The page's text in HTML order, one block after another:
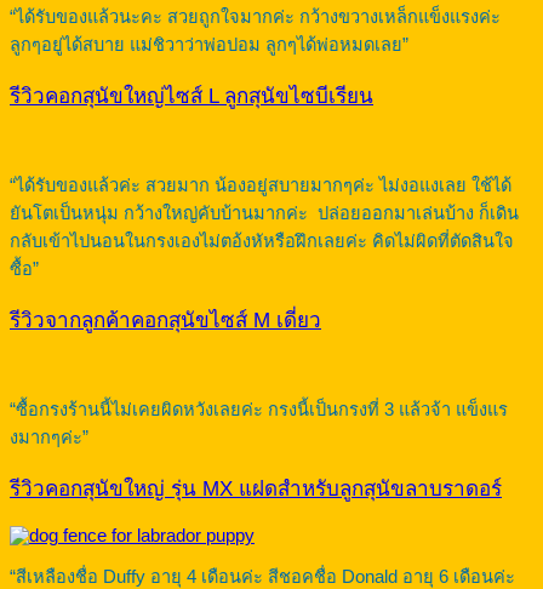
“ได้รับของแล้วนะคะ สวยถูกใจมากค่ะ กว้างขวางเหล็กแข็งแรงค่ะ
ลูกๆอยู่ได้สบาย แม่ชิวาว่าพ่อปอม ลูกๆได้พ่อหมดเลย”
รีวิวคอกสุนัขใหญ่ไซส์ L ลูกสุนัขไซบีเรียน
“ได้รับของแล้วค่ะ สวยมาก น้องอยู่สบายมากๆค่ะ ไม่งอแงเลย ใช้ได้
ยันโตเป็นหนุ่ม กว้างใหญ่คับบ้านมากค่ะ ปล่อยออกมาเล่นบ้าง ก็เดิน
กลับเข้าไปนอนในกรงเองไม่ตอ้งหัหรือฝึกเลยค่ะ คิดไม่ผิดที่ตัดสินใจ
ซื้อ”
รีวิวจากลูกค้าคอกสุนัขไซส์ M เดี่ยว
“ซื้อกรงร้านนี้ไม่เคยผิดหวังเลยค่ะ กรงนี้เป็นกรงที่ 3 แล้วจ้า แข็งแร
งมากๆค่ะ”
รีวิวคอกสุนัขใหญ่ รุ่น MX แฝดสำหรับลูกสุนัขลาบราดอร์
“สีเหลืองชื่อ Duffy อายุ 4 เดือนค่ะ สีชอคชื่อ Donald อายุ 6 เดือนค่ะ